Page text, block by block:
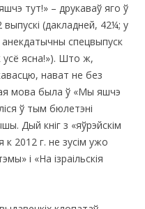
тут!» – друкаваў яго ў
(дакладней, 42¼; у
анекдатычны спецвыпуск
усё ясна!»). Што ж,
нават не без
мова была ў «Мы яшчэ
ў тым бюлетэні
Дый кніг з «яўрэйскім
к 2012 г. не зусім ужо
і «На ізраільскія